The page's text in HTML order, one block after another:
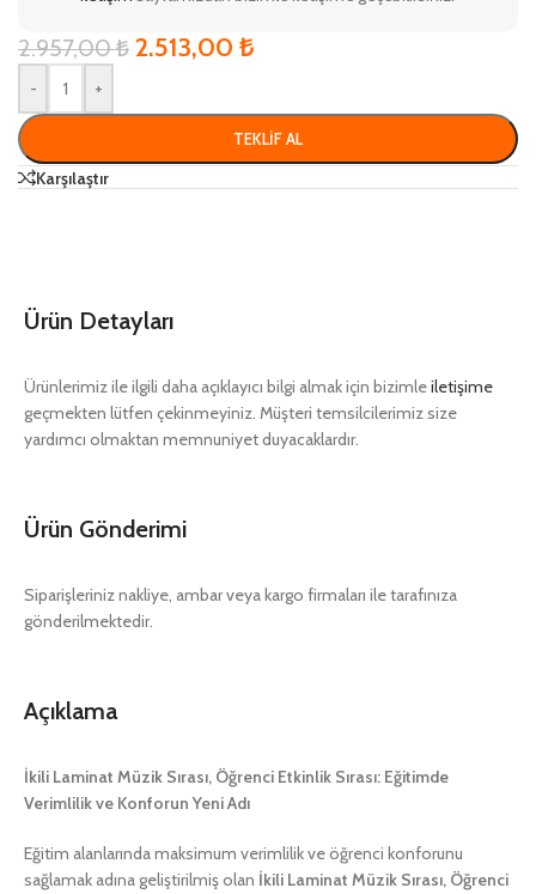
2.957,00₺ 2.513,00 ₺
- +
TEKLIF AL
Karşılaştır
Ürün Detayları
Ürünlerimiz ile ilgili daha açıklayıcı bilgi almak için bizimleiletişime
geçmekten lütfen çekinmeyiniz. Müşteri temsilcilerimiz size
yardımcı olmaktan memnuniyet duyacaklardır.
Ürün Gönderimi
Siparişleriniz nakliye, ambar veya kargo firmaları ile tarafınıza
gönderilmektedir.
Açıklama
İkili Laminat Müzik Sırası, Öğrenci Etkinlik Sırası: Eğitimde
Verimlilik ve Konforun Yeni Adı
Eğitim alanlarında maksimum verimlilik ve öğrenci konforunu
sağlamak adına geliştirilmiş olan İkili Laminat Müzik Sırası, Öğrenci